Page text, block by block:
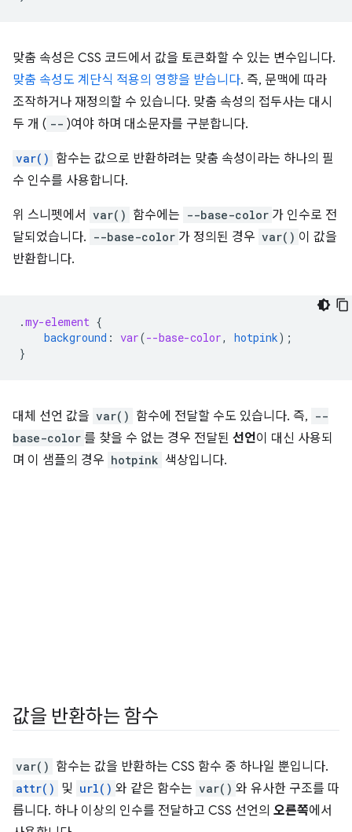
맞춤 속성은 CSS 코드에서 값을 토큰화할 수 있는 변수입니다.
맞춤 속성도 계단식 적용의 영향을 받습니다. 즉, 문맥에 따라
조작하거나 재정의할 수 있습니다. 맞춤 속성의 접두사는 대시
두 개 ( -- )여야 하며 대소문자를 구분합니다.
var() 함수는 값으로 반환하려는 맞춤 속성이라는 하나의 필
수 인수를 사용합니다.
위 스니펫에서 var() 함수에는 --base-color 가 인수로 전
달되었습니다. --base-color 가 정의된 경우 var() 이 값을
반환합니다.
.my-element {
background : var(--base-color, hotpink);
}
대체 선언 값을 var() 함수에 전달할 수도 있습니다. 즉, --
base-color 를 찾을 수 없는 경우 전달된 선언이 대신 사용되
며 이 샘플의 경우 hotpink 색상입니다.
값을 반환하는 함수
var() 함수는 값을 반환하는 CSS 함수 중 하나일 뿐입니다.
attr() 및 url() 와 같은 함수는 var() 와 유사한 구조를 따
릅니다. 하나 이상의 인수를 전달하고 CSS 선언의 오른쪽에서